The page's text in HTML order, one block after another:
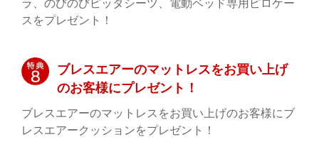
ラ、のびのびピッタシーツ、電動ベッド専用ピロケー
スをプレゼント！
ブレスエアーのマットレスをお買い上げ
のお客様にプレゼント！
ブレスエアーのマットレスをお買い上げのお客様にブ
レスエアークッションをプレゼント！